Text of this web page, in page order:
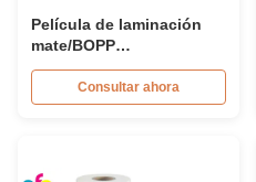
Película de laminación
mate/BOPP
térmica/película de
laminación seca para
papel o plástico
Consultar ahora